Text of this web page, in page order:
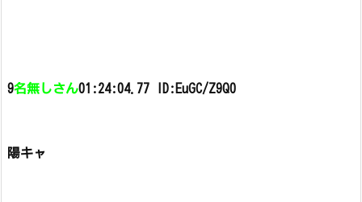
9名無しさん01:24:04.77 ID:EuGC/Z9Q0
陽キャ